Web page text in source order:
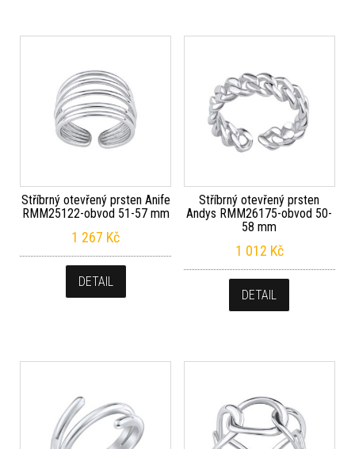
Stříbrný otevřený prsten Anife
RMM25122-obvod 51-57 mm
1 267 Kč
DETAIL
Stříbrný otevřený prsten
Andys RMM26175-obvod 50-
58 mm
1 012 Kč
DETAIL